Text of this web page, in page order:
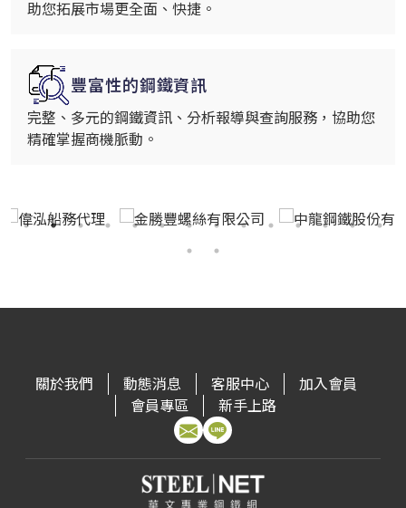
助您拓展市場更全面、快捷。
豐富性的鋼鐵資訊
完整、多元的鋼鐵資訊、分析報導與查詢服務，協助您
精確掌握商機脈動。
關於我們 動態消息 客服中心
加入會員
會員專區
新手上路